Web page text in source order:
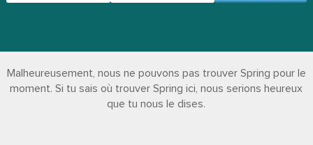
Malheureusement, nous ne pouvons pas trouver Spring pour le
moment. Si tu sais où trouver Spring ici, nous serions heureux
que tu nous le dises.